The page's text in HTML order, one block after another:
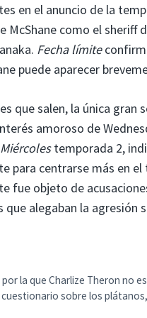
en el anuncio de la
McShane como el
Fecha límite
puede aparecer
que salen, la única
amoroso de
Miércolestemporada 2,
para centrarse más en
fue objeto de
que alegaban la
la que Charlize Theron no
cuestionario sobre los